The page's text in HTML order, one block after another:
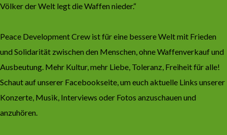
Völker der Welt legt die Waffen nieder.“
Peace Development Crew ist für eine bessere Welt mit Frieden
und Solidarität zwischen den Menschen, ohne Waffenverkauf und
Ausbeutung. Mehr Kultur, mehr Liebe, Toleranz, Freiheit für alle!
Schaut auf unserer Facebookseite, um euch aktuelle Links unserer
Konzerte, Musik, Interviews oder Fotos anzuschauen und
anzuhören.